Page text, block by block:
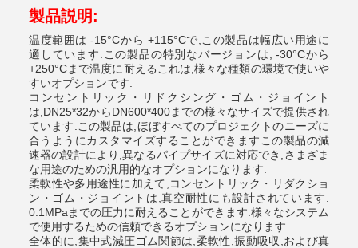
製品説明:
温度範囲は -15°Cから +115°Cで,この製品は幅広い用途に
適しています.この製品の特別なバージョンは, -30°Cから
+250°Cまで温度に耐えるこれは,様々な種類の環境で使いや
すいオプションです.
コンセントリック・リドクシング・ゴム・ジョイント
は,DN25*32からDN600*400までの様々なサイズで提供され
ています.この製品は,ほぼすべてのプロジェクトのニーズに
合うようにカスタマイズすることができますこの製品の減
速器の設計により,異なるパイプサイズに対応でき,さまざま
な用途のための汎用的なオプションになります.
柔軟性や多用途性に加えて,コンセントリック・リダクショ
ン・ゴム・ジョイントは,真空耐性にも設計されています.
0.1MPaまでの圧力に耐えることができます.様々なシステム
で使用するための信頼できるオプションになります.
全体的に,集中式減圧ゴム関節は,柔軟性,振動吸収,および真